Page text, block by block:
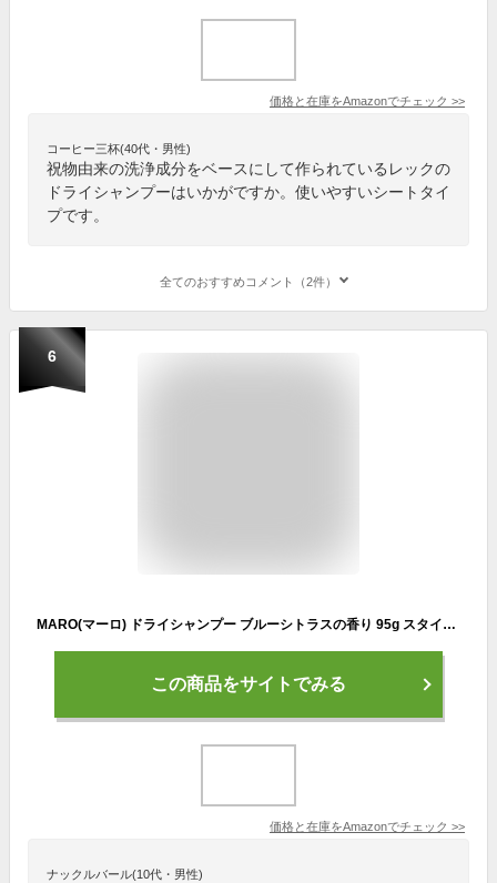
価格と在庫をAmazonでチェック >>
コーヒー三杯(40代・男性)
祝物由来の洗浄成分をベースにして作られているレックの
ドライシャンプーはいかがですか。使いやすいシートタイ
プです。
全てのおすすめコメント（2件）
6
MARO(マーロ) ドライシャンプー ブルーシトラスの香り 95g スタイリング ボリュームアップ メンズ クール
この商品をサイトでみる
価格と在庫をAmazonでチェック >>
ナックルバール(10代・男性)